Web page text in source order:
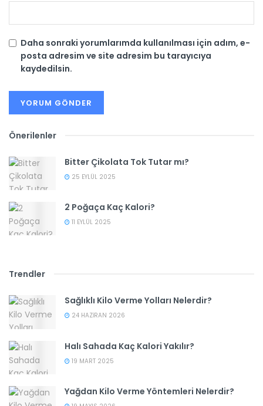
Daha sonraki yorumlarımda kullanılması için adım, e-
posta adresim ve site adresim bu tarayıcıya
kaydedilsin.
Önerilenler
Bitter Çikolata Tok Tutar mı?
25 EYLÜL 2025
2 Poğaça Kaç Kalori?
11 EYLÜL 2025
Trendler
Sağlıklı Kilo Verme Yolları Nelerdir?
24 HAZIRAN 2026
Halı Sahada Kaç Kalori Yakılır?
19 MART 2025
Yağdan Kilo Verme Yöntemleri Nelerdir?